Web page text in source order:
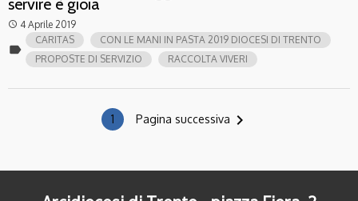
access_time 4 Aprile 2019
label
CARITAS
CON LE MANI IN PASTA 2019 DIOCESI DI TRENTO
PROPOSTE DI SERVIZIO
RACCOLTA VIVERI
1 Pagina successiva navigate_next